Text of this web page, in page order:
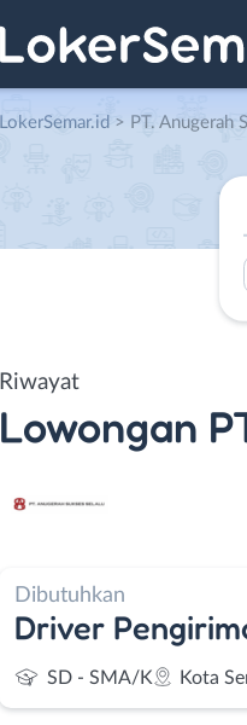
LokerSemar.id > PT. Anugerah
Riwayat
Lowongan
Dibutuhkan
Driver
SD - SMA/K Kota